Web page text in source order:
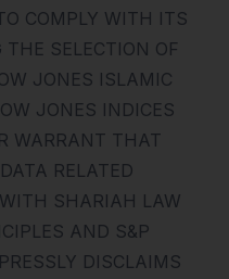
COMPLY WITH ITS
SELECTION OF
JONES ISLAMIC
JONES INDICES
WARRANT THAT
RELATED
SHARIAH LAW
AND S&P
DISCLAIMS